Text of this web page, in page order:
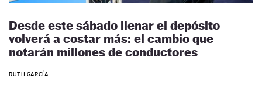
Desde este sábado llenar el depósito
volverá a costar más: el cambio que
notarán millones de conductores
RUTH GARCÍA